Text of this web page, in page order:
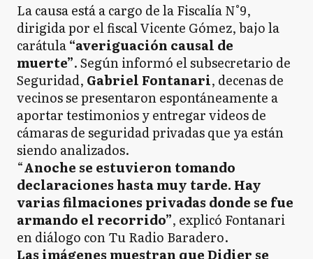
La causa está a cargo de la Fiscalía N°9,
dirigida por el fiscal Vicente Gómez, bajo la
carátula“averiguación causal de
muerte”. Según informó el subsecretario de
Seguridad, Gabriel Fontanari, decenas de
vecinos se presentaron espontáneamente a
aportar testimonios y entregar videos de
cámaras de seguridad privadas que ya están
siendo analizados.
“Anoche se estuvieron tomando
declaraciones hasta muy tarde. Hay
varias filmaciones privadas donde se fue
armando el recorrido”, explicó Fontanari
en diálogo con Tu Radio Baradero.
Las imágenes muestran que Didier se